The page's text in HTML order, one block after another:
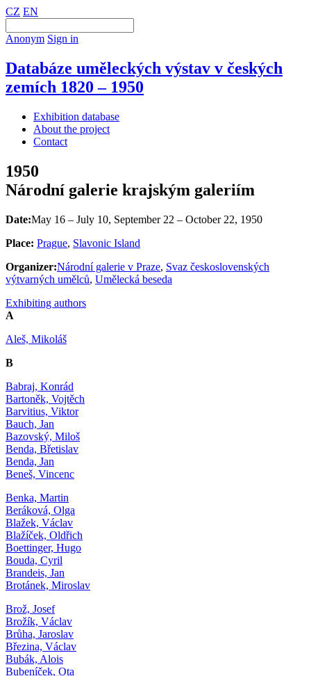
CZ EN
Anonym Sign in
Databáze uměleckých výstav v českých
zemích 1820 – 1950
Exhibition database
About the project
Contact
1950
Národní galerie krajským galeriím
Date:May 16 – July 10, September 22 – October 22, 1950
Place: Prague, Slavonic Island
Organizer:Národní galerie v Praze, Svaz československých
výtvarných umělců, Umělecká beseda
Exhibiting authors
A
Aleš, Mikoláš
B
Babraj, Konrád
Bartoněk, Vojtěch
Barvitius, Viktor
Bauch, Jan
Bazovský, Miloš
Benda, Břetislav
Benda, Jan
Beneš, Vincenc
Benka, Martin
Beráková, Olga
Blažek, Václav
Blažíček, Oldřich
Boettinger, Hugo
Bouda, Cyril
Brandeis, Jan
Brotánek, Miroslav
Brož, Josef
Brožík, Václav
Brůha, Jaroslav
Březina, Václav
Bubák, Alois
Bubeníček, Ota